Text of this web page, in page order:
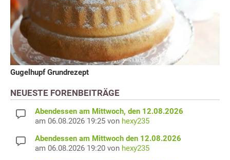
Gugelhupf Grundrezept
NEUESTE FORENBEITRÄGE
Abendessen am Mittwoch, den 12.08.2026
am 06.08.2026 19:25 von hexy235
Abendessen am Mittwoch den 12.08.2026
am 06.08.2026 19:20 von hexy235